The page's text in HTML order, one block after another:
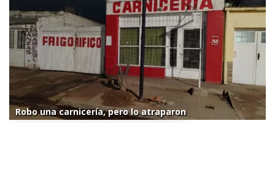
Robo una carnicería, pero lo atraparon